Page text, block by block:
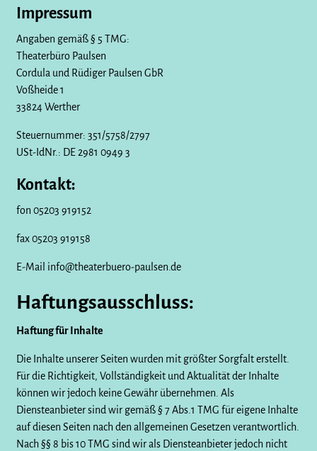
Impressum
Angaben gemäß § 5 TMG:
Theaterbüro Paulsen
Cordula und Rüdiger Paulsen GbR
Voßheide 1
33824 Werther
Steuernummer: 351/5758/2797
USt-IdNr.: DE 2981 0949 3
Kontakt:
fon05203 919152
fax 05203 919158
E-Mail info@theaterbuero-paulsen.de
Haftungsausschluss:
Haftung für Inhalte
Die Inhalte unserer Seiten wurden mit größter Sorgfalt erstellt.
Für die Richtigkeit, Vollständigkeit und Aktualität der Inhalte
können wir jedoch keine Gewähr übernehmen. Als
Diensteanbieter sind wir gemäß § 7 Abs.1 TMG für eigene Inhalte
auf diesen Seiten nach den allgemeinen Gesetzen verantwortlich.
Nach §§ 8 bis 10 TMG sind wir als Diensteanbieter jedoch nicht